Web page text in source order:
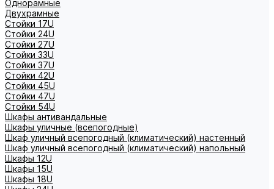
Однорамные
Двухрамные
Стойки 17U
Стойки 24U
Стойки 27U
Стойки 33U
Стойки 37U
Стойки 42U
Стойки 45U
Стойки 47U
Стойки 54U
Шкафы антивандальные
Шкафы уличные (всепогодные)
Шкаф уличный всепогодный (климатический) настенный
Шкаф уличный всепогодный (климатический) напольный
Шкафы 12U
Шкафы 15U
Шкафы 18U